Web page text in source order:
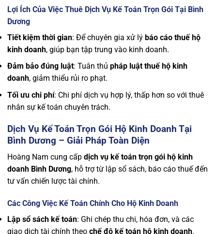
Lợi Ích Của Việc Thuê Dịch Vụ Kế Toán Trọn Gói Tại Bình
Dương
Tiết kiệm thời gian: Để chuyên gia xử lý báo cáo thuế hộ
kinh doanh, giúp bạn tập trung vào kinh doanh.
Đảm bảo đúng luật: Tuân thủ pháp luật thuế hộ kinh
doanh, giảm thiểu rủi ro phạt.
Tối ưu chi phí: Chi phí dịch vụ hợp lý, thấp hơn so với thuê
nhân sự kế toán chuyên trách.
Dịch Vụ Kế Toán Trọn Gói Hộ Kinh Doanh Tại
Bình Dương – Giải Pháp Toàn Diện
Hoàng Nam cung cấp dịch vụ kế toán trọn gói hộ kinh
doanh Bình Dương, hỗ trợ từ lập sổ sách, báo cáo thuế đến
tư vấn chiến lược tài chính.
Các Công Việc Kế Toán Chính Cho Hộ Kinh Doanh
Lập sổ sách kế toán: Ghi chép thu chi, hóa đơn, và các
giao dịch tài chính theo chế độ kế toán hộ kinh doanh.